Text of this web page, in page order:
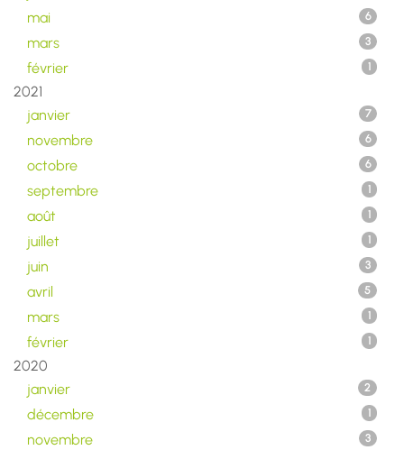
mai
6
mars 3
février 1
2021
janvier
7
novembre 6
octobre 6
septembre 1
août 1
juillet 1
juin 3
avril 5
mars 1
février 1
2020
janvier
2
décembre 1
novembre 3